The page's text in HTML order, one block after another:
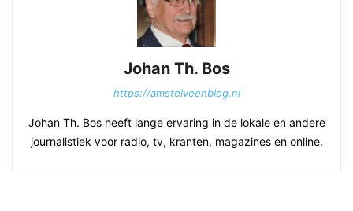
Johan Th. Bos
https://amstelveenblog.nl
Johan Th. Bos heeft lange ervaring in de lokale en andere
journalistiek voor radio, tv, kranten, magazines en online.